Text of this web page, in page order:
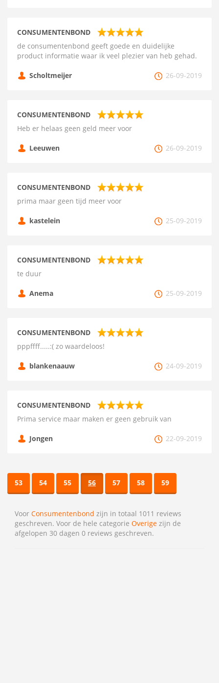
CONSUMENTENBOND
de consumentenbond geeft goede en duidelijke
product informatie waar ik veel plezier van heb gehad.
Scholtmeijer 26-09-2019
CONSUMENTENBOND
Heb er helaas geen geld meer voor
Leeuwen 26-09-2019
CONSUMENTENBOND
prima maar geen tijd meer voor
kastelein 25-09-2019
CONSUMENTENBOND
te duur
Anema 25-09-2019
CONSUMENTENBOND
pppffff.....:( zo waardeloos!
blankenaauw 24-09-2019
CONSUMENTENBOND
Prima service maar maken er geen gebruik van
Jongen 22-09-2019
53 54 55 56 57 58 59
Voor Consumentenbond zijn in totaal 1011 reviews
geschreven. Voor de hele categorie Overige zijn de
afgelopen 30 dagen 0 reviews geschreven.